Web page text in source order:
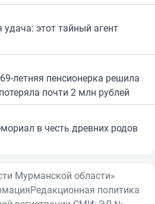
этот тайный агент
летняя пенсионерка решила
почти 2 млн рублей
в честь древних родов
Мурманской области»
Редакционная политика